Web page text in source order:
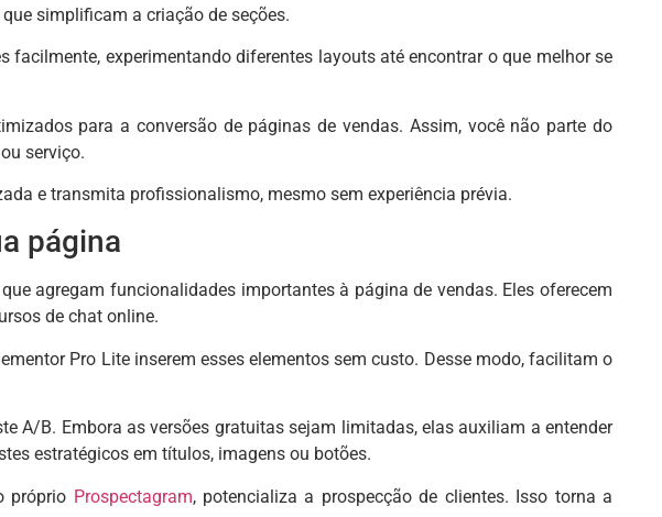
simplificam a criação de seções.
facilmente, experimentando diferentes layouts até encontrar o que melhor se
para a conversão de páginas de vendas. Assim, você não parte do
serviço.
e transmita profissionalismo, mesmo sem experiência prévia.
página
agregam funcionalidades importantes à página de vendas. Eles oferecem
de chat online.
Pro Lite inserem esses elementos sem custo. Desse modo, facilitam o
A/B. Embora as versões gratuitas sejam limitadas, elas auxiliam a entender
estratégicos em títulos, imagens ou botões.
próprio Prospectagram, potencializa a prospecção de clientes. Isso torna a